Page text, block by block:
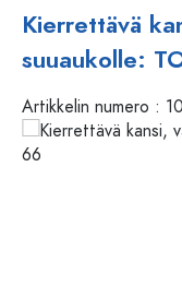
Kierrettävä
suuaukolle:
Artikkelin numero :